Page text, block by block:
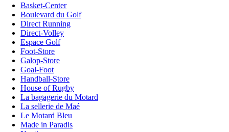
Basket-Center
Boulevard du Golf
Direct Running
Direct-Volley
Espace Golf
Foot-Store
Galop-Store
Goal-Foot
Handball-Store
House of Rugby
La bagagerie du Motard
La sellerie de Maé
Le Motard Bleu
Made in Paradis